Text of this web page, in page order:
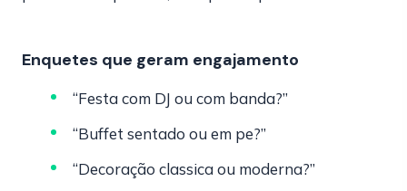
Enquetes que geram engajamento
“Festa com DJ ou com banda?”
“Buffet sentado ou em pe?”
“Decoração classica ou moderna?”